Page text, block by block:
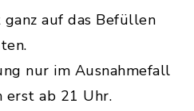
auf das Befüllen
nur im Ausnahmefall
erst ab 21 Uhr.